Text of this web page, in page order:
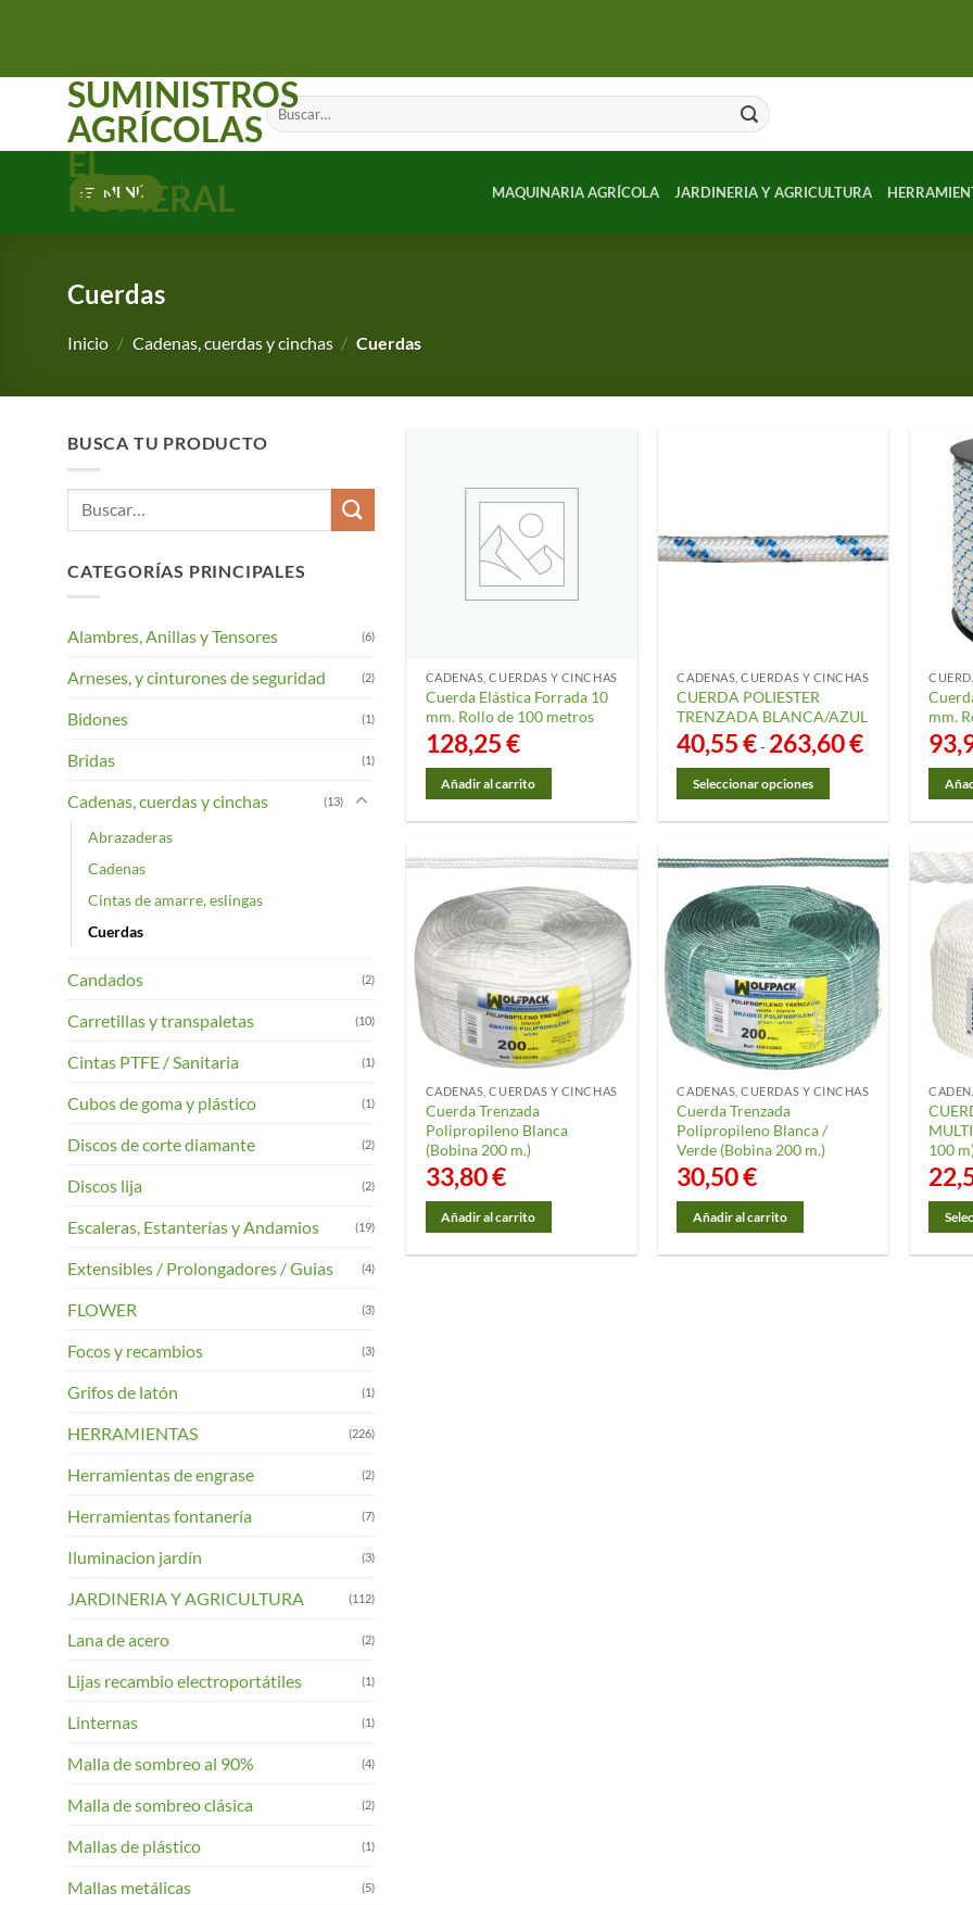
SUMINISTROS
AGRÍCOLAS
EL
ROMERAL
Buscar
por:
MENÚ MAQUINARIA AGRÍCOLA JARDINERIA Y AGRICULTURA
Cuerdas
Inicio / Cadenas, cuerdas y cinchas / Cuerdas
BUSCA TU PRODUCTO
Buscar
CATEGORÍAS PRINCIPALES
Alambres, Anillas y Tensores (6)
Arneses, y cinturones de seguridad (2)
Bidones (1)
Bridas (1)
Cadenas, cuerdas y cinchas (13)
Abrazaderas
Cadenas
Cintas de amarre, eslingas
Cuerdas
Candados (2)
Carretillas y transpaletas (10)
Cintas PTFE / Sanitaria (1)
Cubos de goma y plástico (1)
Discos de corte diamante (2)
Discos lija (2)
Escaleras, Estanterías y Andamios (19)
Extensibles / Prolongadores / Guias (4)
FLOWER (3)
Focos y recambios (3)
Grifos de latón (1)
HERRAMIENTAS (226)
Herramientas de engrase (2)
Herramientas fontanería (7)
Iluminacion jardín (3)
JARDINERIA Y AGRICULTURA (112)
Lana de acero (2)
Lijas recambio electroportátiles (1)
Linternas (1)
Malla de sombreo al 90% (4)
Malla de sombreo clásica (2)
Mallas de plástico (1)
Mallas metálicas (5)
CADENAS, CUERDAS Y CINCHAS
Cuerda Elástica Forrada 10
mm. Rollo de 100 metros
128,25€
Añadir al carrito
CADENAS, CUERDAS Y CINCHAS
CUERDA POLIESTER
TRENZADA BLANCA/AZUL
40,55€ - 263,60€Rango
de
263,60 €
Seleccionar opciones
tiene
múltiples
variantes.
Las
opciones
se
pueden
elegir
la
página
de
producto
mm.
CADENAS, CUERDAS Y CINCHAS
Cuerda Trenzada
Polipropileno Blanca
(Bobina 200 m.)
33,80€
Añadir al carrito
CADENAS, CUERDAS Y CINCHAS
Cuerda Trenzada
Polipropileno Blanca /
Verde (Bobina 200 m.)
30,50€
Añadir al carrito
100